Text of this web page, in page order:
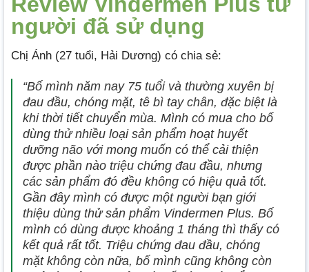
người đã sử dụng
Chị Ánh (27 tuổi, Hải Dương) có chia sẻ:
“Bố mình năm nay 75 tuổi và thường xuyên bị
đau đầu, chóng mặt, tê bì tay chân, đặc biệt là
khi thời tiết chuyển mùa. Mình có mua cho bố
dùng thử nhiều loại sản phẩm hoạt huyết
dưỡng não với mong muốn có thể cải thiện
được phần nào triệu chứng đau đầu, nhưng
các sản phẩm đó đều không có hiệu quả tốt.
Gần đây mình có được một người bạn giới
thiệu dùng thử sản phẩm Vindermen Plus. Bố
mình có dùng được khoảng 1 tháng thì thấy có
kết quả rất tốt. Triệu chứng đau đầu, chóng
mặt không còn nữa, bố mình cũng không còn